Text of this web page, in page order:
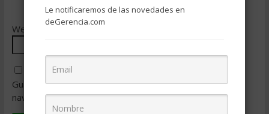
Web
Guarda mi nombre, correo electrónico y web en este
navegador para la próxima vez que comente.
Le notificaremos de las novedades en
deGerencia.com